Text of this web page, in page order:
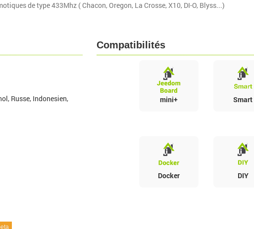
de type 433Mhz ( Chacon, Oregon, La Crosse, X10, DI-O, Blyss...)
Russe, Indonesien,
Compatibilités
mini+ Smart
Docker DIY